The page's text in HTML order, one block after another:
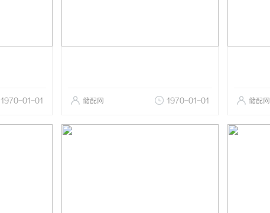
1970-01-01 储配网 1970-01-01 储配网